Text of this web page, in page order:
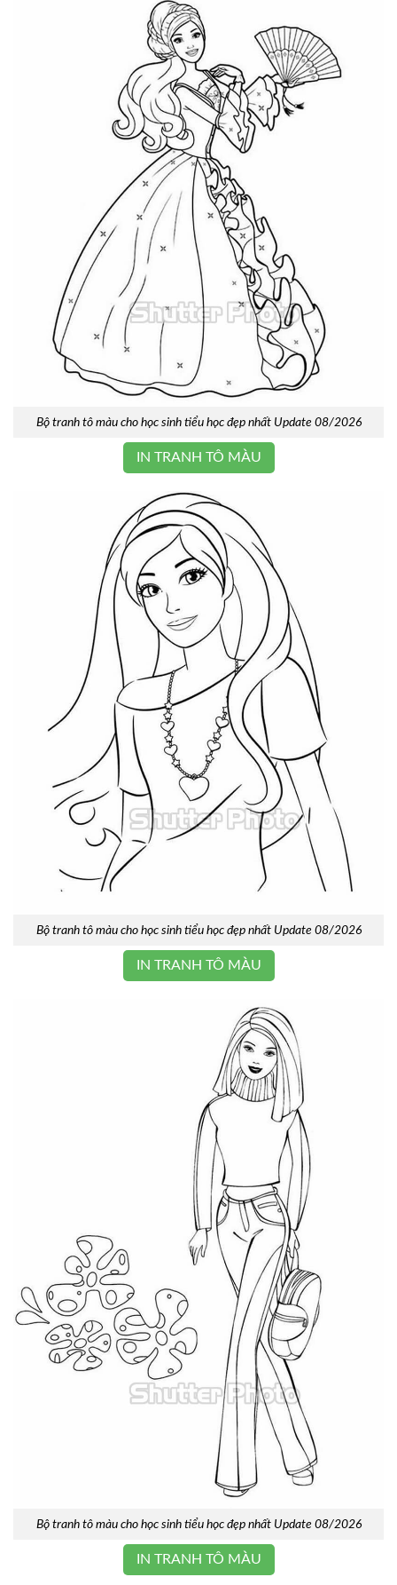
Bộ tranh tô màu cho học sinh tiểu học đẹp nhất Update 08/2026
IN TRANH TÔ MÀU
Bộ tranh tô màu cho học sinh tiểu học đẹp nhất Update 08/2026
IN TRANH TÔ MÀU
Bộ tranh tô màu cho học sinh tiểu học đẹp nhất Update 08/2026
IN TRANH TÔ MÀU